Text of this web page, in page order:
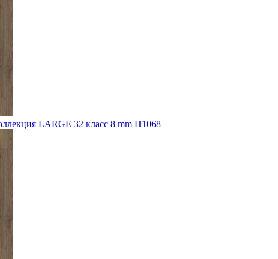
LARGE 32 класс 8 mm H1068